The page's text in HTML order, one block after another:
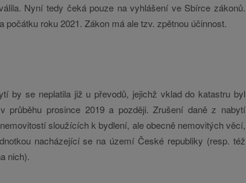
Nyní tedy čeká pouze na vyhlášení ve Sbírce zákonů.
počátku roku 2021. Zákon má ale tzv. zpětnou účinnost.
by se neplatila již u převodů, jejichž vklad do katastru byl
průběhu prosince 2019 a později. Zrušení daně z nabytí
sloužících k bydlení, ale obecně nemovitých věcí,
nacházející se na území České republiky (resp. též
nich).